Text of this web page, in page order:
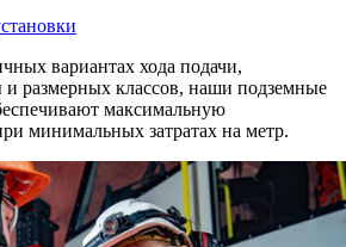
вариантах хода подачи,
и размерных классов, наши подземные
максимальную
минимальных затратах на метр.